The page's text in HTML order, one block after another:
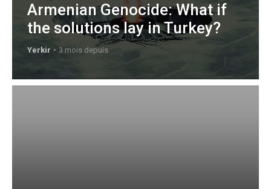
Armenian Genocide: What if
the solutions lay in Turkey?
Yerkir 3 mois depuis